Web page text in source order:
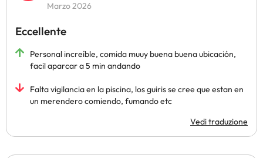
Marzo 2026
Eccellente
Personal increíble, comida muuy buena buena ubicación,
facil aparcar a 5 min andando
Falta vigilancia en la piscina, los guiris se cree que estan en
un merendero comiendo, fumando etc
Vedi traduzione